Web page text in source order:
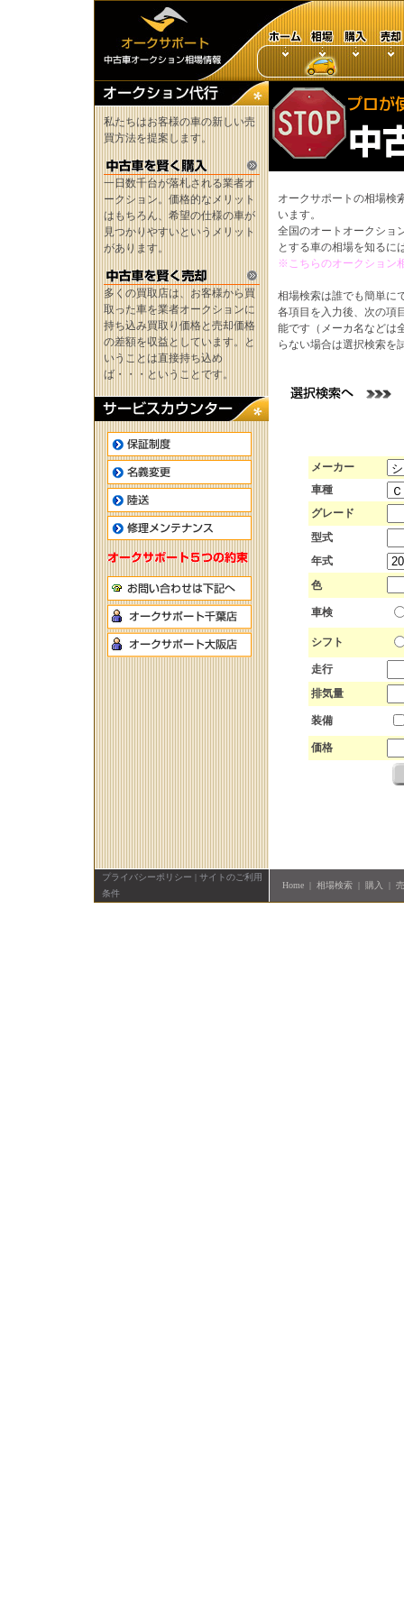
私たちはお客様の車の新しい売
買方法を提案します。
一日数千台が落札される業者オ
ークション。価格的なメリット
はもちろん、希望の仕様の車が
見つかりやすいというメリット
があります。
多くの買取店は、お客様から買
取った車を業者オークションに
持ち込み買取り価格と売却価格
の差額を収益としています。と
いうことは直接持ち込め
ば・・・ということです。
オークサポートの相場検
います。
全国のオートオークショ
とする車の相場を知るに
※こちらのオークション
相場検索は誰でも簡単に
各項目を入力後、次の項
能です（メーカ名などは
らない場合は選択検索を
メーカー
車種
グレード
型式
年式
色
車検
シフト
走行
排気量
装備
価格
プライバシーポリシー | サイトのご利用
条件
Home| 相場検索| 購入 |